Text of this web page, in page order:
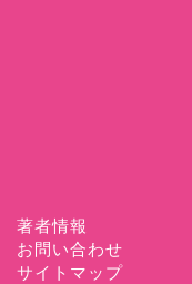
著者情報
お問い合わせ
サイトマップ